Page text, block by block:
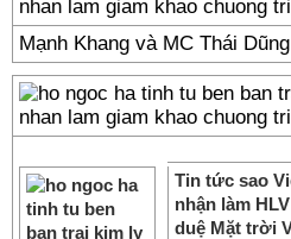
Mạnh Khang và MC Thái Dũng
Tin tức sao
nhận làm
duệ Mặt trời